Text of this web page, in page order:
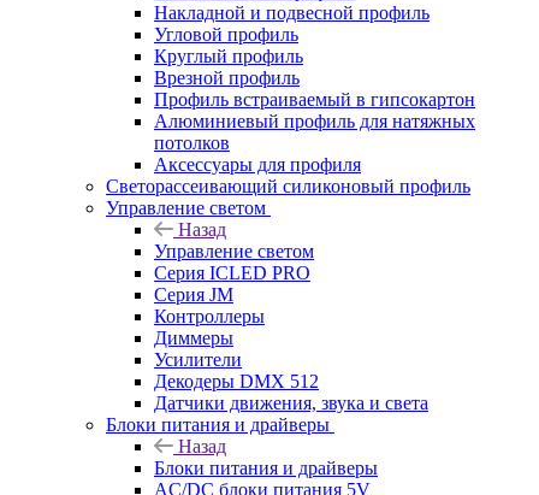
Накладной и подвесной профиль
Угловой профиль
Круглый профиль
Врезной профиль
Профиль встраиваемый в гипсокартон
Алюминиевый профиль для натяжных
потолков
Аксессуары для профиля
Светорассеивающий силиконовый профиль
Управление светом
Назад
Управление светом
Серия ICLED PRO
Серия JM
Контроллеры
Диммеры
Усилители
Декодеры DMX 512
Датчики движения, звука и света
Блоки питания и драйверы
Назад
Блоки питания и драйверы
AC/DC блоки питания 5V